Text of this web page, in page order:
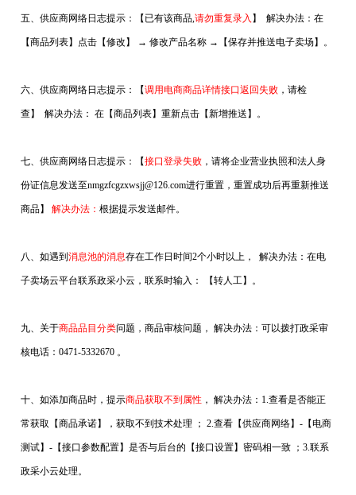
五、供应商网络日志提示：【已有该商品,请勿重复录入 】解决办法：在
【商品列表】点击【修改】 → 修改产品名称 →【保存并推送电子卖场】。
六、供应商网络日志提示：【调用电商商品详情接口返回失败 ，请检
查】解决办法： 在【商品列表】重新点击【新增推送】。
七、供应商网络日志提示：【接口登录失败 ，请将企业营业执照和法人身
份证信息发送至nmgzfcgzxwsjj@126.com进行重置，重置成功后再重新推送
商品】解决办法：根据提示发送邮件。
八、如遇到消息池的消息存在工作日时间2个小时以上，解决办法：在电
子卖场云平台联系政采小云，联系时输入： 【转人工】。
九、关于商品品目分类问题，商品审核问题，解决办法：可以拨打政采审
核电话：0471-5332670 。
十、如添加商品时，提示商品获取不到属性 ，解决办法： 1.查看是否能正
常获取【商品承诺】，获取不到技术处理 ； 2.查看【供应商网络】-【电商
测试】-【接口参数配置】是否与后台的【接口设置】密码相一致 ；3.联系
政采小云处理。